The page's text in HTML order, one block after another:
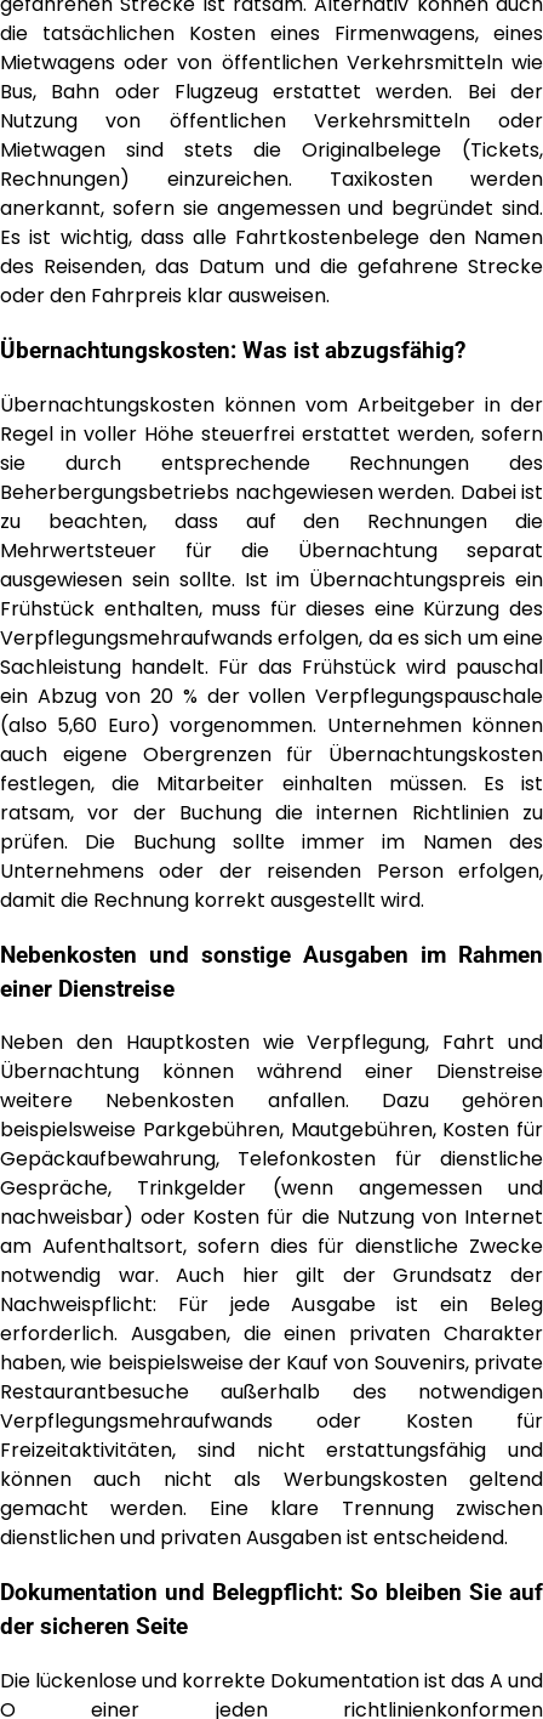
die tatsächlichen Kosten eines Firmenwagens, eines
Mietwagens oder von öffentlichen Verkehrsmitteln wie
Bus, Bahn oder Flugzeug erstattet werden. Bei der
Nutzung von öffentlichen Verkehrsmitteln oder
Mietwagen sind stets die Originalbelege (Tickets,
Rechnungen) einzureichen. Taxikosten werden
anerkannt, sofern sie angemessen und begründet sind.
Es ist wichtig, dass alle Fahrtkostenbelege den Namen
des Reisenden, das Datum und die gefahrene Strecke
oder den Fahrpreis klar ausweisen.
Übernachtungskosten: Was ist abzugsfähig?
Übernachtungskosten können vom Arbeitgeber in der
Regel in voller Höhe steuerfrei erstattet werden, sofern
sie durch entsprechende Rechnungen des
Beherbergungsbetriebs nachgewiesen werden. Dabei ist
zu beachten, dass auf den Rechnungen die
Mehrwertsteuer für die Übernachtung separat
ausgewiesen sein sollte. Ist im Übernachtungspreis ein
Frühstück enthalten, muss für dieses eine Kürzung des
Verpflegungsmehraufwands erfolgen, da es sich um eine
Sachleistung handelt. Für das Frühstück wird pauschal
ein Abzug von 20 % der vollen Verpflegungspauschale
(also 5,60 Euro) vorgenommen. Unternehmen können
auch eigene Obergrenzen für Übernachtungskosten
festlegen, die Mitarbeiter einhalten müssen. Es ist
ratsam, vor der Buchung die internen Richtlinien zu
prüfen. Die Buchung sollte immer im Namen des
Unternehmens oder der reisenden Person erfolgen,
damit die Rechnung korrekt ausgestellt wird.
Nebenkosten und sonstige Ausgaben im Rahmen
einer Dienstreise
Neben den Hauptkosten wie Verpflegung, Fahrt und
Übernachtung können während einer Dienstreise
weitere Nebenkosten anfallen. Dazu gehören
beispielsweise Parkgebühren, Mautgebühren, Kosten für
Gepäckaufbewahrung, Telefonkosten für dienstliche
Gespräche, Trinkgelder (wenn angemessen und
nachweisbar) oder Kosten für die Nutzung von Internet
am Aufenthaltsort, sofern dies für dienstliche Zwecke
notwendig war. Auch hier gilt der Grundsatz der
Nachweispflicht: Für jede Ausgabe ist ein Beleg
erforderlich. Ausgaben, die einen privaten Charakter
haben, wie beispielsweise der Kauf von Souvenirs, private
Restaurantbesuche außerhalb des notwendigen
Verpflegungsmehraufwands oder Kosten für
Freizeitaktivitäten, sind nicht erstattungsfähig und
können auch nicht als Werbungskosten geltend
gemacht werden. Eine klare Trennung zwischen
dienstlichen und privaten Ausgaben ist entscheidend.
Dokumentation und Belegpflicht: So bleiben Sie auf
der sicheren Seite
Die lückenlose und korrekte Dokumentation ist das A und
O einer jeden richtlinienkonformen